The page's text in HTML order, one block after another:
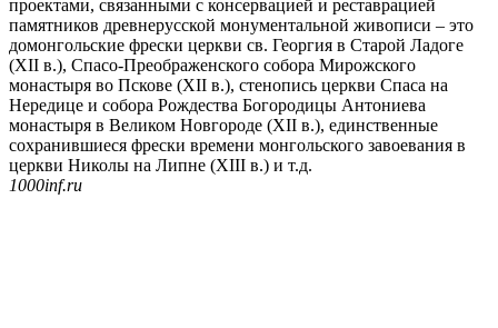
проектами, связанными с консервацией и реставрацией
памятников древнерусской монументальной живописи – это
домонгольские фрески церкви св. Георгия в Старой Ладоге
(XII в.), Спасо-Преображенского собора Мирожского
монастыря во Пскове (XII в.), стенопись церкви Спаса на
Нередице и собора Рождества Богородицы Антониева
монастыря в Великом Новгороде (XII в.), единственные
сохранившиеся фрески времени монгольского завоевания в
церкви Николы на Липне (XIII в.) и т.д.
1000inf.ru